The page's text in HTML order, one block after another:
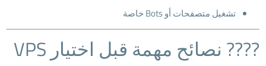
تشغيل متصفحات أو Bots خاصة
???? نصائح مهمة قبل اختيار VPS